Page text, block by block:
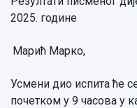
2025. године
Марић Марко,
Усмени дио испита ће
почетком у 9 часова у